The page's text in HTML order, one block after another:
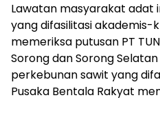
Lawatan masyarakat adat
yang difasilitasi akademis-
memeriksa putusan PT
Sorong dan Sorong
perkebunan sawit yang
Pusaka Bentala Rakyat